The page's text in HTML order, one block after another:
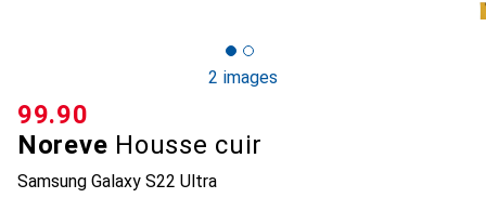
2 images
Noreve Housse cuir
Samsung Galaxy S22 Ultra
CHF
99.90